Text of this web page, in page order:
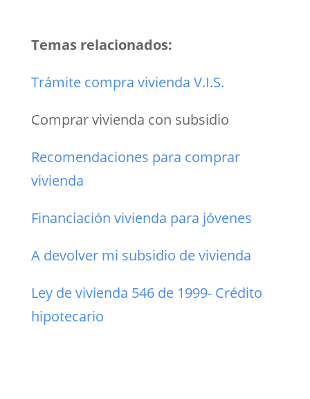
Temas relacionados:
Trámite compra vivienda V.I.S.
Comprar vivienda con subsidio
Recomendaciones para comprar
vivienda
Financiación vivienda para jóvenes
A devolver mi subsidio de vivienda
Ley de vivienda 546 de 1999- Crédito
hipotecario